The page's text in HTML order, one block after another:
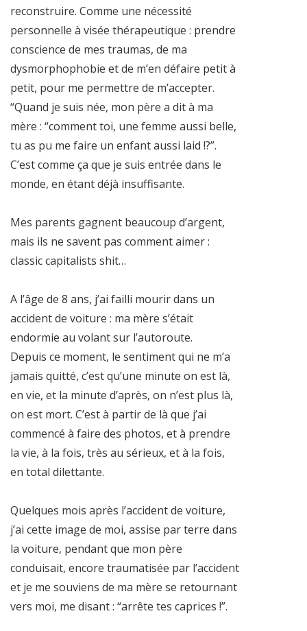
reconstruire. Comme une nécessité
personnelle à visée thérapeutique : prendre
conscience de mes traumas, de ma
dysmorphophobie et de m’en défaire petit à
petit, pour me permettre de m’accepter.
“Quand je suis née, mon père a dit à ma
mère : “comment toi, une femme aussi belle,
tu as pu me faire un enfant aussi laid !?”.
C’est comme ça que je suis entrée dans le
monde, en étant déjà insuffisante.
Mes parents gagnent beaucoup d’argent,
mais ils ne savent pas comment aimer :
classic capitalists shit…
A l’âge de 8 ans, j’ai failli mourir dans un
accident de voiture : ma mère s’était
endormie au volant sur l’autoroute.
Depuis ce moment, le sentiment qui ne m’a
jamais quitté, c’est qu’une minute on est là,
en vie, et la minute d’après, on n’est plus là,
on est mort. C’est à partir de là que j’ai
commencé à faire des photos, et à prendre
la vie, à la fois, très au sérieux, et à la fois,
en total dilettante.
Quelques mois après l’accident de voiture,
j’ai cette image de moi, assise par terre dans
la voiture, pendant que mon père
conduisait, encore traumatisée par l’accident
et je me souviens de ma mère se retournant
vers moi, me disant : “arrête tes caprices !”.